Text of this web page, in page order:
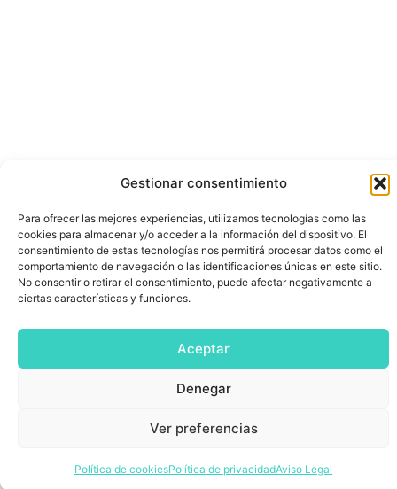
Gestionar consentimiento
Para ofrecer las mejores experiencias, utilizamos tecnologías como las
cookies para almacenar y/o acceder a la información del dispositivo. El
consentimiento de estas tecnologías nos permitirá procesar datos como el
comportamiento de navegación o las identificaciones únicas en este sitio.
No consentir o retirar el consentimiento, puede afectar negativamente a
ciertas características y funciones.
Aceptar
Denegar
Ver preferencias
Política de cookiesPolítica de privacidadAviso Legal